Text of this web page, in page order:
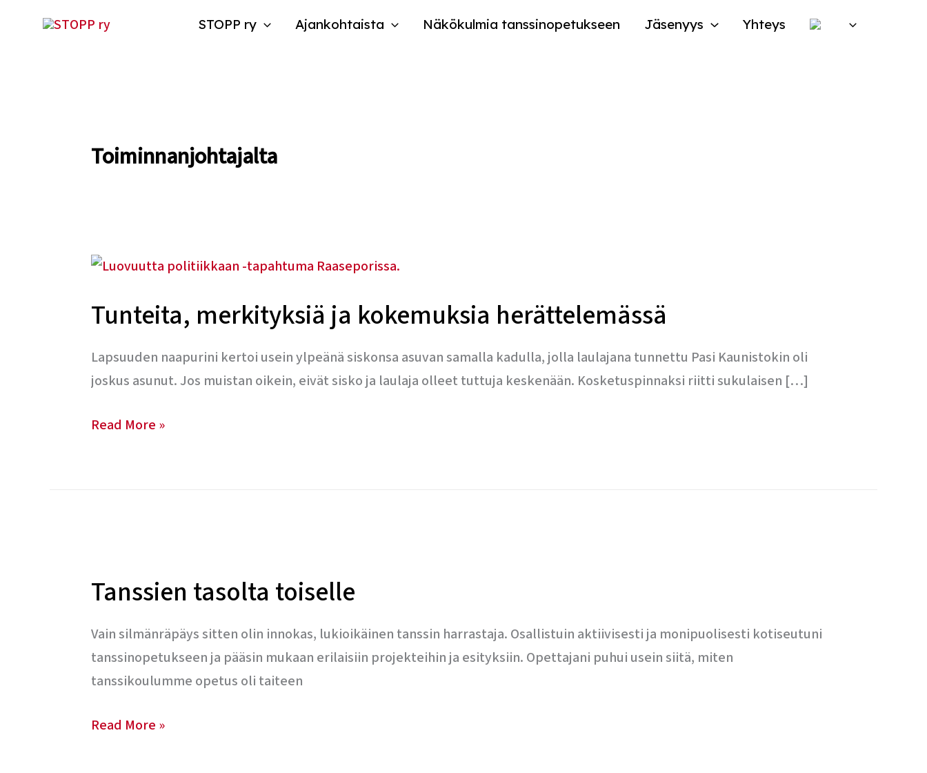
sisältöön
STOPP ry Ajankohtaista Näkökulmia tanssinopetukseen Jäsenyys Yhteys
Toiminnanjohtajalta
Tunteita, merkityksiä ja kokemuksia herättelemässä
Lapsuuden naapurini kertoi usein ylpeänä siskonsa asuvan samalla kadulla, jolla laulajana tunnettu Pasi Kaunistokin oli
joskus asunut. Jos muistan oikein, eivät sisko ja laulaja olleet tuttuja keskenään. Kosketuspinnaksi riitti sukulaisen […]
Tunteita,
ja
herättelemässä
Read More »
Tanssien tasolta toiselle
Vain silmänräpäys sitten olin innokas, lukioikäinen tanssin harrastaja. Osallistuin aktiivisesti ja monipuolisesti kotiseutuni
tanssinopetukseen ja pääsin mukaan erilaisiin projekteihin ja esityksiin. Opettajani puhui usein siitä, miten
tanssikoulumme opetus oli taiteen
toiselle
Read More »